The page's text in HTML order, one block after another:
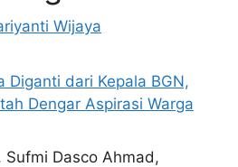
Wijaya
Sufmi Dasco Ahmad,